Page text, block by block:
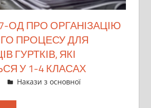
ОД ПРО ОРГАНІЗАЦІЮ
ПРОЦЕСУ ДЛЯ
ГУРТКІВ, ЯКІ
У 1-4 КЛАСАХ
director
Накази з основної